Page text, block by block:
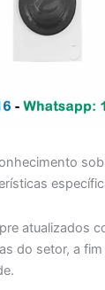
atualizados
do setor, a